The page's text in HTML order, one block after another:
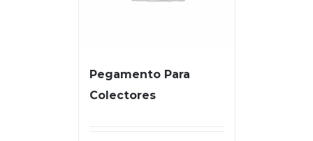
Pegamento Para
Colectores